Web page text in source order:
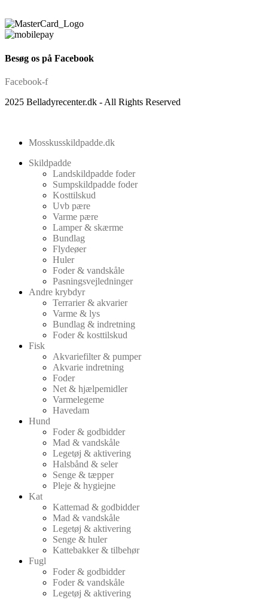
Besøg os på Facebook
Facebook-f
2025 Belladyrecenter.dk - All Rights Reserved
Mosskusskildpadde.dk
Skildpadde
Landskildpadde foder
Sumpskildpadde foder
Kosttilskud
Uvb pære
Varme pære
Lamper & skærme
Bundlag
Flydeøer
Huler
Foder & vandskåle
Pasningsvejledninger
Andre krybdyr
Terrarier & akvarier
Varme & lys
Bundlag & indretning
Foder & kosttilskud
Fisk
Akvariefilter & pumper
Akvarie indretning
Foder
Net & hjælpemidler
Varmelegeme
Havedam
Hund
Foder & godbidder
Mad & vandskåle
Legetøj & aktivering
Halsbånd & seler
Senge & tæpper
Pleje & hygiejne
Kat
Kattemad & godbidder
Mad & vandskåle
Legetøj & aktivering
Senge & huler
Kattebakker & tilbehør
Fugl
Foder & godbidder
Foder & vandskåle
Legetøj & aktivering